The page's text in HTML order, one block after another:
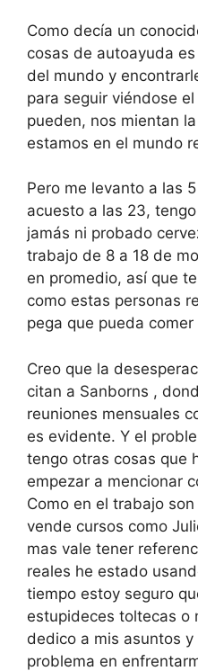
Como decía un
cosas de autoayuda
del mundo y
para seguir viéndose
pueden, nos mientan
estamos en el mundo
Pero me levanto a las
acuesto a las 23,
jamás ni probado
trabajo de 8 a 18 de
en promedio, así que
como estas personas
pega que pueda
Creo que la
citan a Sanborns ,
reuniones mensuales
es evidente. Y el
tengo otras cosas que
empezar a mencionar
Como en el trabajo
vende cursos como
mas vale tener
reales he estado
tiempo estoy seguro
estupideces toltecas o
dedico a mis asuntos
problema en